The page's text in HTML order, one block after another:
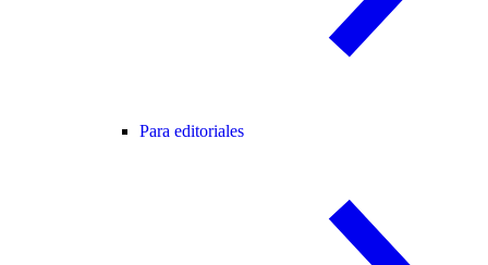
Para editoriales